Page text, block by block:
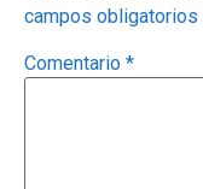
campos obligatorios
Comentario *